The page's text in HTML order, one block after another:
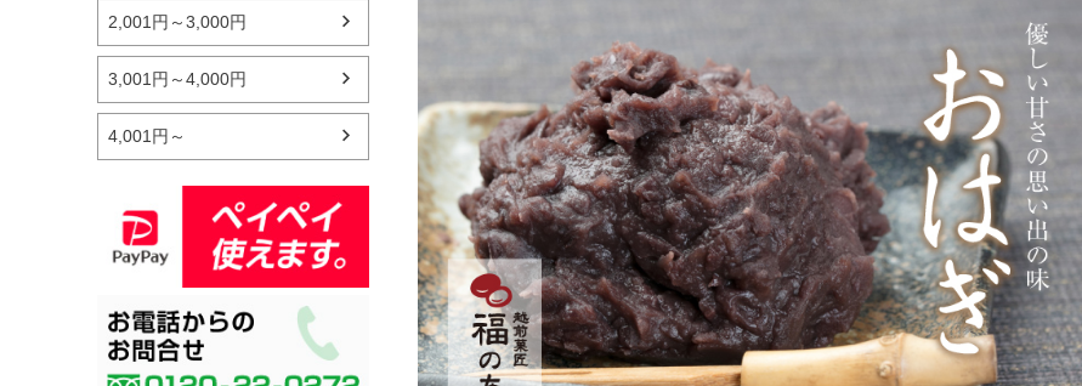
2,001円～3,000円
3,001円～4,000円
4,001円～